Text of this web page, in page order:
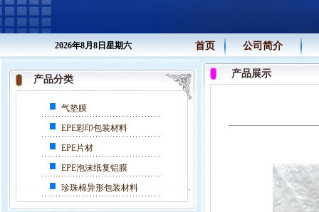
2026年8月8日星期六 首页 公司简介
产品分类
气垫膜
EPE彩印包装材料
EPE片材
EPE泡沫纸复铝膜
珍珠棉异形包装材料
产品展示